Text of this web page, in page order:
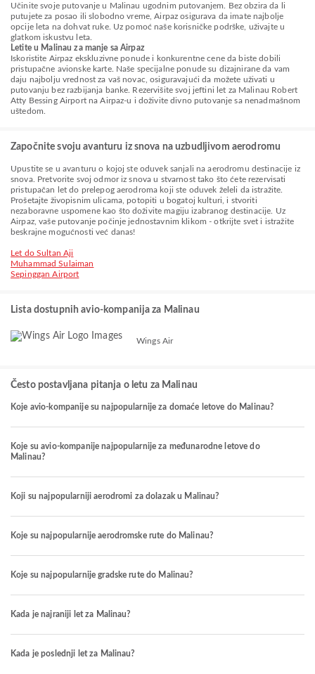
Učinite svoje putovanje u Malinau ugodnim putovanjem. Bez obzira da li
putujete za posao ili slobodno vreme, Airpaz osigurava da imate najbolje
opcije leta na dohvat ruke. Uz pomoć naše korisničke podrške, uživajte u
glatkom iskustvu leta.
Letite u Malinau za manje sa Airpaz
Iskoristite Airpaz ekskluzivne ponude i konkurentne cene da biste dobili
pristupačne avionske karte. Naše specijalne ponude su dizajnirane da vam
daju najbolju vrednost za vaš novac, osiguravajući da možete uživati u
putovanju bez razbijanja banke. Rezervišite svoj jeftini let za Malinau Robert
Atty Bessing Airport na Airpaz-u i doživite divno putovanje sa nenadmašnom
uštedom.
Započnite svoju avanturu iz snova na uzbudljivom aerodromu
Upustite se u avanturu o kojoj ste oduvek sanjali na aerodromu destinacije iz
snova. Pretvorite svoj odmor iz snova u stvarnost tako što ćete rezervisati
pristupačan let do prelepog aerodroma koji ste oduvek želeli da istražite.
Prošetajte živopisnim ulicama, potopiti u bogatoj kulturi, i stvoriti
nezaboravne uspomene kao što doživite magiju izabranog destinacije. Uz
Airpaz, vaše putovanje počinje jednostavnim klikom - otkrijte svet i istražite
beskrajne mogućnosti već danas!
Let do Sultan Aji
Muhammad Sulaiman
Sepinggan Airport
Lista dostupnih avio-kompanija za Malinau
Wings Air
Često postavljana pitanja o letu za Malinau
Koje avio-kompanije su najpopularnije za domaće letove do Malinau?
Koje su avio-kompanije najpopularnije za međunarodne letove do
Malinau?
Koji su najpopularniji aerodromi za dolazak u Malinau?
Koje su najpopularnije aerodromske rute do Malinau?
Koje su najpopularnije gradske rute do Malinau?
Kada je najraniji let za Malinau?
Kada je poslednji let za Malinau?